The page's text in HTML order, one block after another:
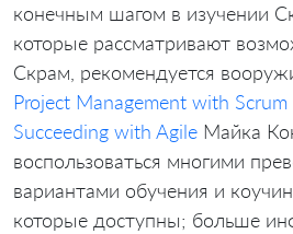
конечным шагом в изучении
которые рассматривают
Скрам, рекомендуется
Project Management with Scrum
Succeeding with Agile Майка
воспользоваться многими
вариантами обучения и
которые доступны; больше